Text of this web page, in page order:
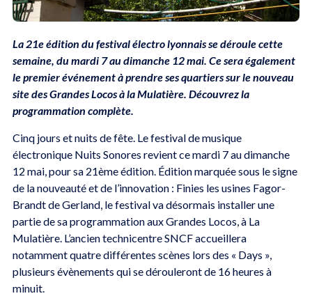
La 21e édition du festival électro lyonnais se déroule cette
semaine, du mardi 7 au dimanche 12 mai. Ce sera également
le premier événement à prendre ses quartiers sur le nouveau
site des Grandes Locos à la Mulatière. Découvrez la
programmation complète.
Cinq jours et nuits de fête. Le festival de musique
électronique Nuits Sonores revient ce mardi 7 au dimanche
12 mai, pour sa 21ème édition. Édition marquée sous le signe
de la nouveauté et de l’innovation : Finies les usines Fagor-
Brandt de Gerland, le festival va désormais installer une
partie de sa programmation aux Grandes Locos, à La
Mulatière. L’ancien technicentre SNCF accueillera
notamment quatre différentes scènes lors des « Days »,
plusieurs évènements qui se dérouleront de 16 heures à
minuit.